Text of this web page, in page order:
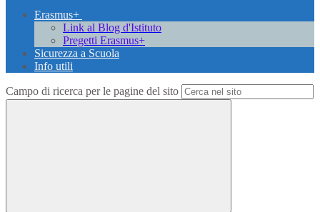
Erasmus+
Link al Blog d'Istituto
Pregetti Erasmus+
Sicurezza a Scuola
Info utili
Campo di ricerca per le pagine del sito